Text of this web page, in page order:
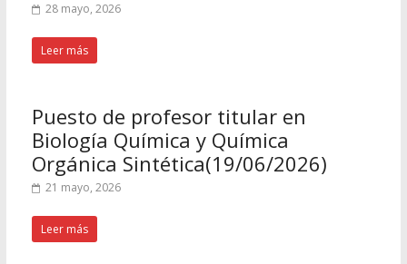
28 mayo, 2026
Leer más
Puesto de profesor titular en
Biología Química y Química
Orgánica Sintética(19/06/2026)
21 mayo, 2026
Leer más